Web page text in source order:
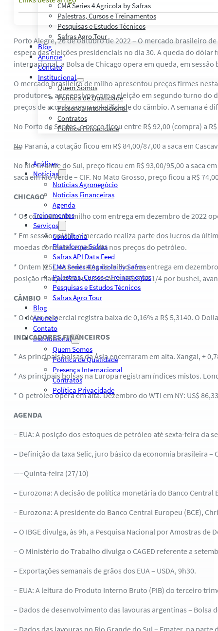
CMA Series 4 Agrícola by Safras
Palestras, Cursos e Treinamentos
Pesquisas e Estudos Técnicos
Safras Agro Tour
Blog
Anuncie
Contato
Institucional
Quem Somos
Política de Qualidade
Presença Internacional
Contratos
Política Privacidade
Análises
Notícias
Notícias Agronegócio
Notícias Financeiras
Agenda
Treinamentos
Serviços
Consultoria
Plataforma Safras
Safras API Data Feed
CMA Series 4 Agrícola by Safras
Palestras, Cursos e Treinamentos
Pesquisas e Estudos Técnicos
Safras Agro Tour
Blog
Anuncie
Contato
Institucional
Quem Somos
Política de Qualidade
Presença Internacional
Contratos
Política Privacidade
Porto Alegre, 26 de outubro de 2022 – O mercado brasileiro
espera das eleições presidenciais no dia 30. A queda do
internacional, a Bolsa de Chicago opera em queda, em
O mercado brasileiro de milho apresentou preços firmes
produtores, apreensivos com a eleição em segundo turno
preços de acordo com a volatilidade do câmbio. A semana é
No Porto de Santos, o preço ficou entre R$ 92,00 (compra) a
No Paraná, a cotação ficou em R$ 84,00/87,00 a saca em
No Rio Grande do Sul, preço ficou em R$ 93,00/95,00 a saca
saca em Rio Verde – CIF. No Mato Grosso, preço ficou a R$
CHICAGO
* Os contratos do milho com entrega em dezembro de 2022
* Em sessão volátil, o mercado realiza parte dos lucros da
moedas correntes e pela alta nos preços do petróleo.
* Ontem (25), os contratos de milho com entrega em
posição março fechou a sessão a US$ 6,92 1/4 por bushel,
CÂMBIO
* O dólar comercial registra baixa de 0,16% a R$ 5,3140. O
INDICADORES FINANCEIROS
* As principais bolsas da Ásia encerraram em alta. Xangai, +
* As principais bolsas na Europa registram índices mistos.
* O petróleo opera em alta. Dezembro do WTI em NY: US$
AGENDA
– EUA: A posição dos estoques de petróleo até sexta-feira da
– Definição da taxa Selic, juro básico da economia brasileira –
—–Quinta-feira (27/10)
– Eurozona: A decisão de política monetária do Banco Central
– Eurozona: A presidente do Banco Central Europeu (BCE),
– O IBGE divulga, às 9h, a Pesquisa Nacional por Amostras
– O Ministério do Trabalho divulga o CAGED referente a
– Exportações semanais de grãos dos EUA – USDA, 9h30.
– EUA: A leitura do Produto Interno Bruto (PIB) do terceiro
– Dados de desenvolvimento das lavouras argentinas – Bolsa
– Dados das lavouras no Rio Grande do Sul – Emater, na parte